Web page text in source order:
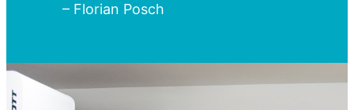
– Florian Posch